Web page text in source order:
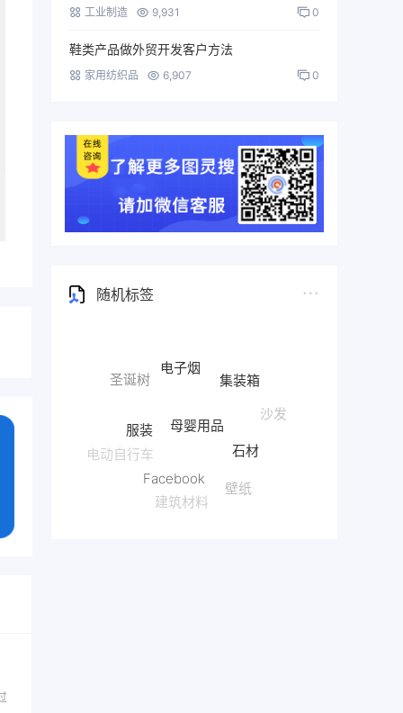
工业制造 9,931 0
鞋类产品做外贸开发客户方法
家用纺织品 6,907 0
随机标签
沙发
电动自行车
母婴用品
壁纸
建筑材料
Facebook